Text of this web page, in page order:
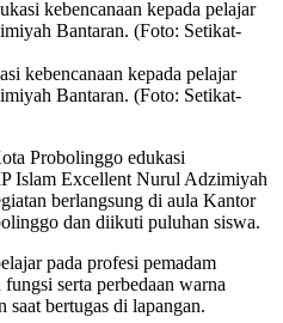
kebencanaan kepada pelajar
Bantaran. (Foto: Setikat-
Probolinggo edukasi
Islam Excellent Nurul Adzimiyah
berlangsung di aula Kantor
dan diikuti puluhan siswa.
pada profesi pemadam
serta perbedaan warna
bertugas di lapangan.